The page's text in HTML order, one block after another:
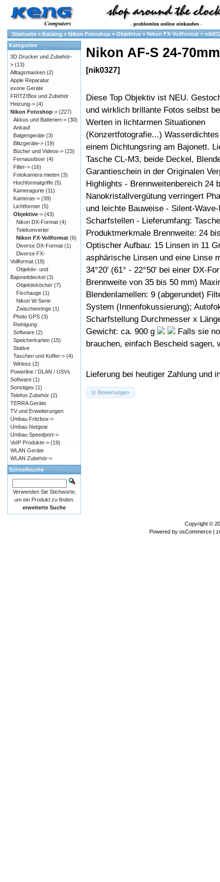
Startseite » Katalog » Nikon Fotoshop » Objektive » Nikon FX-Vollformat »
Nikon AF-S 24-
[nik0327]
Diese Top Objektiv ist NEU.
und wirklich brillante Fotos selbst
Werten in lichtarmen Situationen
(Konzertfotografie...)
einem Dichtungsring am Bajonett.
Tasche CL-M3, beide Deckel,
Garantieschein in der Originalen
Highlights - Brennweitenbereich 24
Nanokristallvergütung verringert
und leichte Bauweise - Silent-
Scharfstellen - Lieferumfang:
Produktmerkmale Brennweite: 24
Optischer Aufbau: 15 Linsen in 11
asphärische Linsen und eine Linse
34°20' (61° - 22°50' bei einer DX-
Brennweite von 35 bis 50 mm)
Blendenlamellen: 9 (abgerundet)
System (Innenfokussierung);
Scharfstellung Durchmesser x
Gewicht: ca. 900 g
Falls sie
brauchen, einfach Bescheid sagen,
Lieferung bei heutiger Zahlung und
Bewertungen
Kategorien
3D Drucker und Zubehör-
> (13)
Alltagsmasken (2)
Apple Reparatur
exone Geräte
FRITZ!Box und Zubehör
Heizung-> (4)
Nikon Fotoshop-> (227)
Akkus und Batterien-> (30)
Ankauf
Balgengeräte (3)
Blitzgeräte-> (19)
Bücher und Videos-> (23)
Fernauslöser (4)
Filter-> (16)
Fotokamera mieten (3)
Hochformatgriffe (5)
Kameragurte (11)
Kameras-> (39)
Lichtformer (5)
Objektive-> (43)
Nikon DX-Format (4)
Telekonverter
Nikon FX-Vollformat (6)
Diverse DX-Format (1)
Diverse FX-
Vollformat (19)
Objektiv- und
Bajonettdeckel (3)
Objektivköcher (7)
Fischauge (1)
Nikon W-Serie
Zwischenringe (1)
Photo GPS (3)
Reinigung
Software (2)
Speicherkarten (15)
Stative
Taschen und Koffer-> (4)
Wirless (2)
Powerline / DLAN / USVs
Software (1)
Sonstiges (1)
Telefon Zubehör (2)
TERRA Geräte
TV und Erweiterungen
Umbau Fritzbox->
Umbau Netgear
Umbau Speedport->
VoIP Produkte-> (19)
WLAN Geräte
WLAN Zubehör->
Schnellsuche
Verwenden Sie Stichworte,
um ein Produkt zu finden.
erweiterte Suche
Copyright ©
Powered by osCommerce |